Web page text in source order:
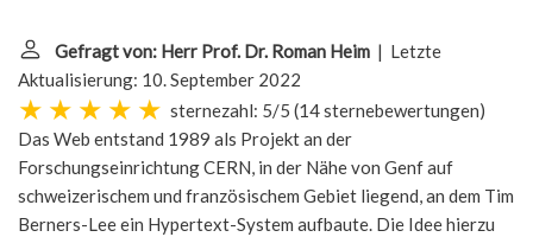
Gefragt von: Herr Prof. Dr. Roman Heim | Letzte
Aktualisierung: 10. September 2022
sternezahl: 5/5 (14 sternebewertungen)
Das Web entstand 1989 als Projekt an der
Forschungseinrichtung CERN, in der Nähe von Genf auf
schweizerischem und französischem Gebiet liegend, an dem Tim
Berners-Lee ein Hypertext-System aufbaute. Die Idee hierzu